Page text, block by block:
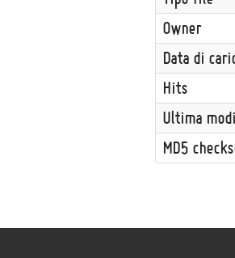
Owner
Data di
Hits
Ultima
MD5